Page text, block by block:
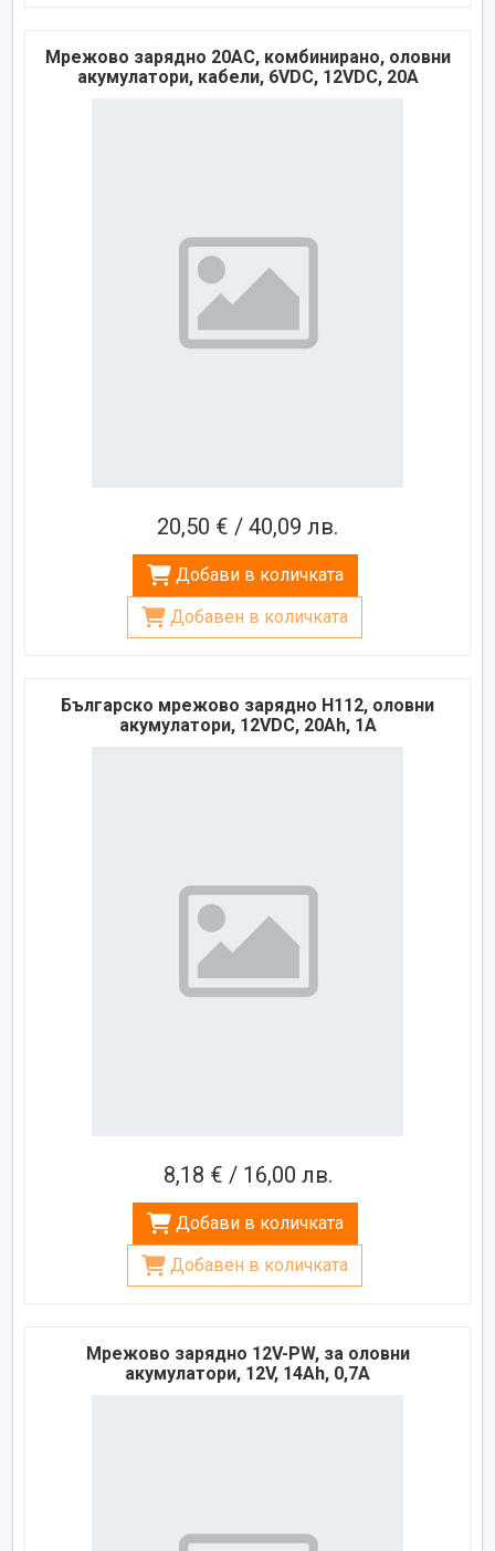
Мрежово зарядно 20AC, комбинирано, оловни
акумулатори, кабели, 6VDC, 12VDC, 20A
20,50 € / 40,09 лв.
Добави в количката
Добавен в количката
Българско мрежово зарядно H112, оловни
акумулатори, 12VDC, 20Ah, 1A
8,18 € / 16,00 лв.
Добави в количката
Добавен в количката
Мрежово зарядно 12V-PW, за оловни
акумулатори, 12V, 14Ah, 0,7A